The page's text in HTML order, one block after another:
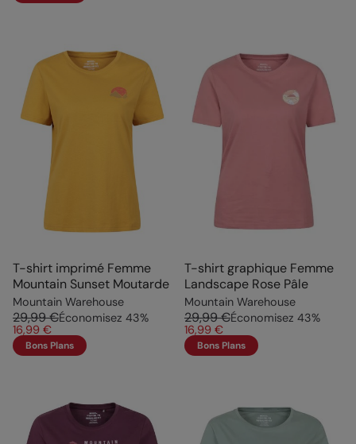
T-shirt imprimé Femme
Mountain Sunset Moutarde
Mountain Warehouse
29,99 €Économisez 43%
16,99 €
Bons Plans
T-shirt graphique Femme
Landscape Rose Pâle
Mountain Warehouse
29,99 €Économisez 43%
16,99 €
Bons Plans